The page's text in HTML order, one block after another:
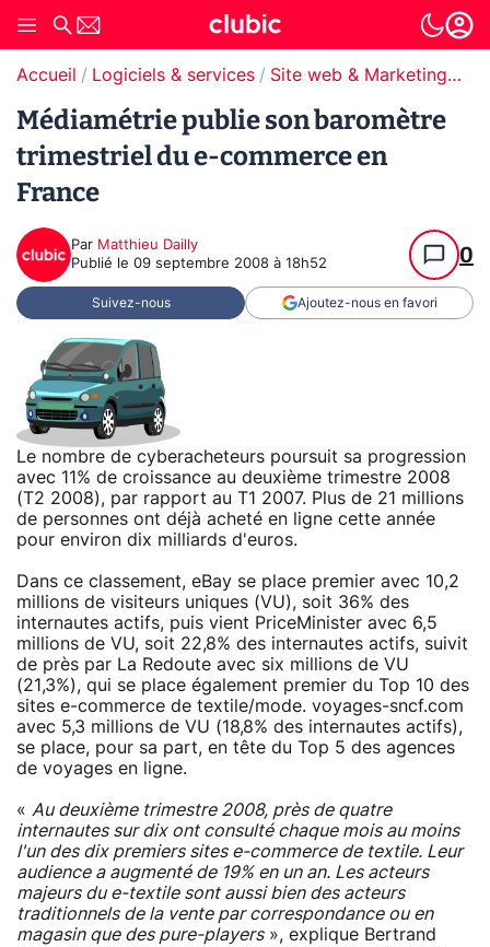
Accueil Logiciels & services Site web & Marketing Digital
Médiamétrie publie son baromètre
trimestriel du e-commerce en
France
Par Matthieu Dailly
Publié le 09 septembre 2008 à 18h52 0
Suivez-nous Ajoutez-nous en favori
Le nombre de cyberacheteurs poursuit sa progression
avec 11% de croissance au deuxième trimestre 2008
(T2 2008), par rapport au T1 2007. Plus de 21 millions
de personnes ont déjà acheté en ligne cette année
pour environ dix milliards d'euros.
Dans ce classement, eBay se place premier avec 10,2
millions de visiteurs uniques (VU), soit 36% des
internautes actifs, puis vient PriceMinister avec 6,5
millions de VU, soit 22,8% des internautes actifs, suivit
de près par La Redoute avec six millions de VU
(21,3%), qui se place également premier du Top 10 des
sites e-commerce de textile/mode. voyages-sncf.com
avec 5,3 millions de VU (18,8% des internautes actifs),
se place, pour sa part, en tête du Top 5 des agences
de voyages en ligne.
« Au deuxième trimestre 2008, près de quatre
internautes sur dix ont consulté chaque mois au moins
l'un des dix premiers sites e-commerce de textile. Leur
audience a augmenté de 19% en un an. Les acteurs
majeurs du e-textile sont aussi bien des acteurs
traditionnels de la vente par correspondance ou en
magasin que des pure-players», explique Bertrand